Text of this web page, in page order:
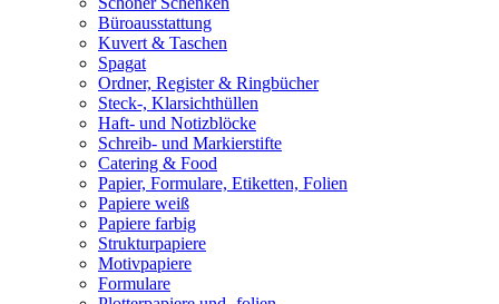
Büroausstattung
Kuvert & Taschen
Spagat
Ordner, Register & Ringbücher
Steck-, Klarsichthüllen
Haft- und Notizblöcke
Schreib- und Markierstifte
Catering & Food
Papier, Formulare, Etiketten, Folien
Papiere weiß
Papiere farbig
Strukturpapiere
Motivpapiere
Formulare